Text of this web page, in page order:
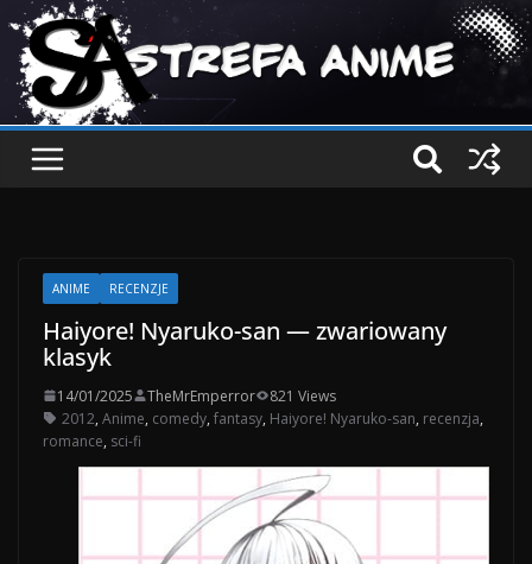
ANIME RECENZJE
Haiyore! Nyaruko-san — zwariowany
klasyk
14/01/2025 TheMrEmperror
821 Views
2012, Anime, comedy, fantasy, Haiyore! Nyaruko-san, recenzja,
romance, sci-fi